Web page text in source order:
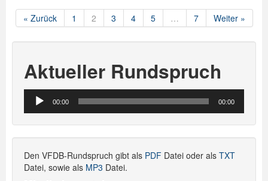
« Zurück 1 2 3 4 5 … 7 Weiter »
Aktueller Rundspruch
Audio-
Player
00:00 00:00
Den VFDB-Rundspruch gibt als PDF Datei oder als TXT
Datei, sowie als MP3 Datei.